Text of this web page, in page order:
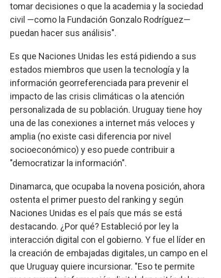
tomar decisiones o que la academia y la sociedad
civil —como la Fundación Gonzalo Rodríguez—
puedan hacer sus análisis".
Es que Naciones Unidas les está pidiendo a sus
estados miembros que usen la tecnología y la
información georreferenciada para prevenir el
impacto de las crisis climáticas o la atención
personalizada de su población. Uruguay tiene hoy
una de las conexiones a internet más veloces y
amplia (no existe casi diferencia por nivel
socioeconómico) y eso puede contribuir a
"democratizar la información".
Dinamarca, que ocupaba la novena posición, ahora
ostenta el primer puesto del ranking y según
Naciones Unidas es el país que más se está
destacando. ¿Por qué? Estableció por ley la
interacción digital con el gobierno. Y fue el líder en
la creación de embajadas digitales, un campo en el
que Uruguay quiere incursionar. "Eso te permite